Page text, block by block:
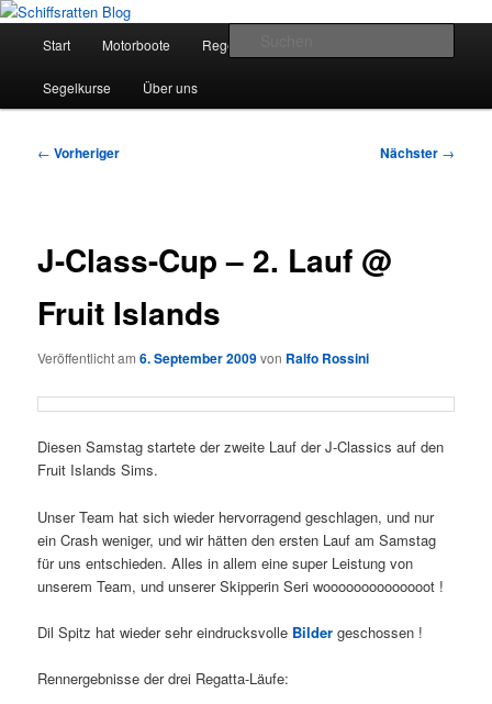
Zum
springenSchiffsratten Blog
Segelsport in Second Life
Start Motorboote Regelkunde
Segelkurse Über uns
Beitragsnavigation
← Vorheriger Nächster →
J-Class-Cup – 2. Lauf @
Fruit Islands
Veröffentlicht am6. September 2009von Ralfo Rossini
Diesen Samstag startete der zweite Lauf der J-Classics auf den
Fruit Islands Sims.
Unser Team hat sich wieder hervorragend geschlagen, und nur
ein Crash weniger, und wir hätten den ersten Lauf am Samstag
für uns entschieden. Alles in allem eine super Leistung von
unserem Team, und unserer Skipperin Seri woooooooooooooot !
Dil Spitz hat wieder sehr eindrucksvolle Bilder geschossen !
Rennergebnisse der drei Regatta-Läufe: